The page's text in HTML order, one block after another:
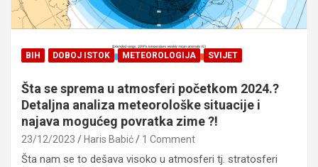
BIH DOBOJ ISTOK METEOROLOGIJA SVIJET
Šta se sprema u atmosferi početkom 2024.?
Detaljna analiza meteorološke situacije i
najava mogućeg povratka zime ?!
23/12/2023 Haris Babić 1 Comment
Šta nam se to dešava visoko u atmosferi tj. stratosferi